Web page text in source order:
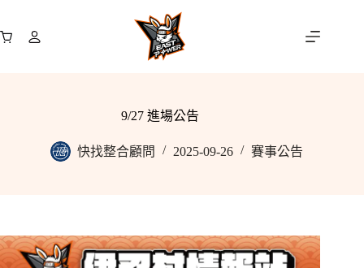
至
購
9/27 進場公告
快找整合顧問 2025-09-26 賽事公告